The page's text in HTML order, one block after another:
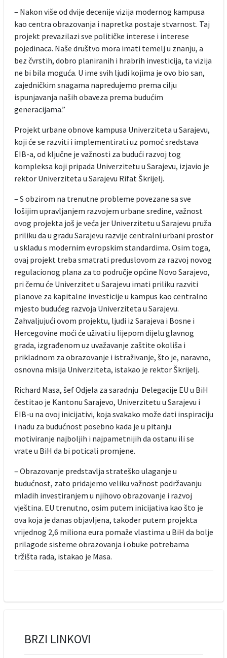
– Nakon više od dvije decenije vizija modernog kampusa
kao centra obrazovanja i napretka postaje stvarnost. Taj
projekt prevazilazi sve političke interese i interese
pojedinaca. Naše društvo mora imati temelj u znanju, a
bez čvrstih, dobro planiranih i hrabrih investicija, ta vizija
ne bi bila moguća. U ime svih ljudi kojima je ovo bio san,
zajedničkim snagama napredujemo prema cilju
ispunjavanja naših obaveza prema budućim
generacijama.”
Projekt urbane obnove kampusa Univerziteta u Sarajevu,
koji će se razviti i implementirati uz pomoć sredstava
EIB-a, od ključne je važnosti za budući razvoj tog
kompleksa koji pripada Univerzitetu u Sarajevu, izjavio je
rektor Univerziteta u Sarajevu Rifat Škrijelj.
– S obzirom na trenutne probleme povezane sa sve
lošijim upravljanjem razvojem urbane sredine, važnost
ovog projekta još je veća jer Univerzitetu u Sarajevu pruža
priliku da u gradu Sarajevu razvije centralni urbani prostor
u skladu s modernim evropskim standardima. Osim toga,
ovaj projekt treba smatrati preduslovom za razvoj novog
regulacionog plana za to područje općine Novo Sarajevo,
pri čemu će Univerzitet u Sarajevu imati priliku razviti
planove za kapitalne investicije u kampus kao centralno
mjesto budućeg razvoja Univerziteta u Sarajevu.
Zahvaljujući ovom projektu, ljudi iz Sarajeva i Bosne i
Hercegovine moći će uživati u lijepom dijelu glavnog
grada, izgrađenom uz uvažavanje zaštite okoliša i
prikladnom za obrazovanje i istraživanje, što je, naravno,
osnovna misija Univerziteta, istakao je rektor Škrijelj.
Richard Masa, šef Odjela za saradnju Delegacije EU u BiH
čestitao je Kantonu Sarajevo, Univerzitetu u Sarajevu i
EIB-u na ovoj inicijativi, koja svakako može dati inspiraciju
i nadu za budućnost posebno kada je u pitanju
motiviranje najboljih i najpametnijih da ostanu ili se
vrate u BiH da bi poticali promjene.
– Obrazovanje predstavlja strateško ulaganje u
budućnost, zato pridajemo veliku važnost podržavanju
mladih investiranjem u njihovo obrazovanje i razvoj
vještina. EU trenutno, osim putem inicijativa kao što je
ova koja je danas objavljena, također putem projekta
vrijednog 2,6 miliona eura pomaže vlastima u BiH da bolje
prilagode sisteme obrazovanja i obuke potrebama
tržišta rada, istakao je Masa.
BRZI LINKOVI